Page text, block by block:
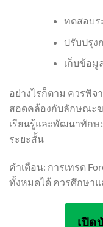
ทดสอบร
ปรับปรุง
เก็บข้อมู
อย่างไรก็ตาม ควรพิจ
สอดคล้องกับลักษณะข
เรียนรู้และพัฒนาทักษ
ระยะสั้น
คำเตือน: การเทรด
ทั้งหมดได้ ควรศึกษาแ
เปิด